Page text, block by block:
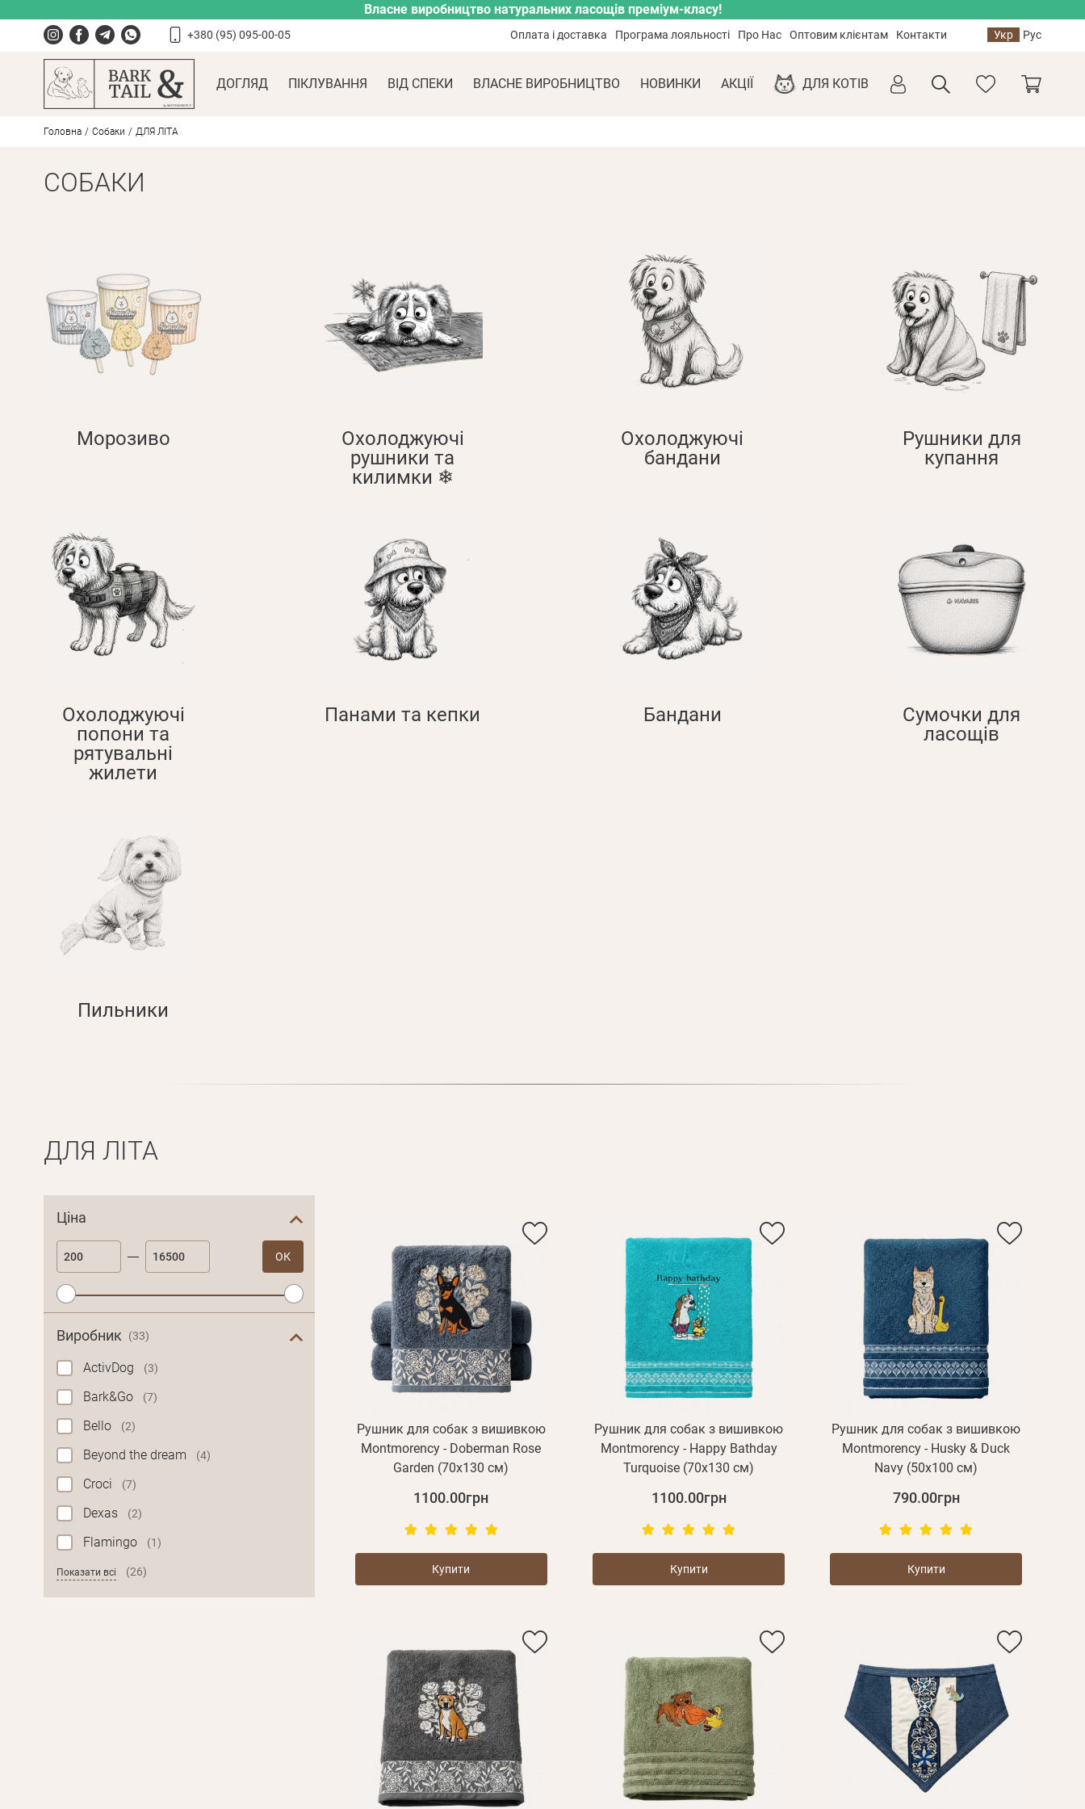
Власне виробництво натуральних ласощів преміум-класу!
+380 (95) 095-00-05 Оплата і доставка Програма лояльності Про Нас Оптовим клієнтам Контакти Укр Рус
ДОГЛЯД ПІКЛУВАННЯ ВІД СПЕКИ ВЛАСНЕ ВИРОБНИЦТВО НОВИНКИ АКЦІЇ ДЛЯ КОТІВ
Головна Собаки ДЛЯ ЛІТА
СОБАКИ
Морозиво
Охолоджуючі
рушники та
килимки ❄
Охолоджуючі
бандани
Рушники для
купання
Охолоджуючі
попони та
рятувальні
жилети
Панами та кепки Бандани
Сумочки для
ласощів
Пильники
ДЛЯ ЛІТА
Ціна
ОК
Виробник (33)
ActivDog (3)
Bark&Go (7)
Bello (2)
Beyond the dream (4)
Croci (7)
Dexas (2)
Flamingo (1)
Показати всі (26)
Рушник для собак з вишивкою
Montmorency - Doberman Rose
Garden (70х130 см)
1100.00грн
Купити
Рушник для собак з вишивкою
Montmorency - Happy Bathday
Turquoise (70х130 см)
1100.00грн
Купити
Рушник для собак з вишивкою
Montmorency - Husky & Duck
Navy (50x100 см)
790.00грн
Купити
Новий пароль
E mail
Пароль
Забули пароль?
Ел.
пошта*
Пароль
Пароль
E mail